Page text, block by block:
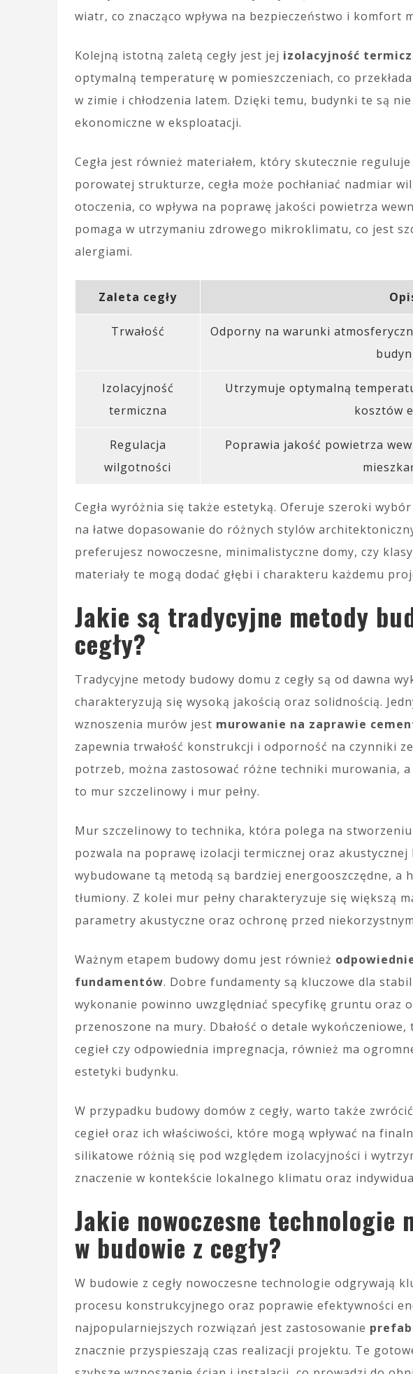
wiatr, co znacząco wpływa na bezpieczeństwo i komfort
Kolejną istotną zaletą cegły jest jej izolacyjność
optymalną temperaturę w pomieszczeniach, co
w zimie i chłodzenia latem. Dzięki temu, budynki te są
ekonomiczne w eksploatacji.
Cegła jest również materiałem, który skutecznie reguluje
porowatej strukturze, cegła może pochłaniać nadmiar
otoczenia, co wpływa na poprawę jakości powietrza
pomaga w utrzymaniu zdrowego mikroklimatu, co jest
alergiami.
Zaleta cegły
Trwałość
Odporny na warunki
Izolacyjność
termiczna
Utrzymuje optymalną
kosztów
Regulacja
wilgotności
Poprawia jakość powietrza
Cegła wyróżnia się także estetyką. Oferuje szeroki
na łatwe dopasowanie do różnych stylów
preferujesz nowoczesne, minimalistyczne domy, czy
materiały te mogą dodać głębi i charakteru każdemu
Jakie są tradycyjne metody
cegły?
Tradycyjne metody budowy domu z cegły są od dawna
charakteryzują się wysoką jakością oraz solidnością.
wznoszenia murów jest murowanie na zaprawie
zapewnia trwałość konstrukcji i odporność na czynniki
potrzeb, można zastosować różne techniki murowania,
to mur szczelinowy i mur pełny.
Mur szczelinowy to technika, która polega na
pozwala na poprawę izolacji termicznej oraz
wybudowane tą metodą są bardziej energooszczędne, a
tłumiony. Z kolei mur pełny charakteryzuje się większą
parametry akustyczne oraz ochronę przed
Ważnym etapem budowy domu jest również
fundamentów. Dobre fundamenty są kluczowe dla
wykonanie powinno uwzględniać specyfikę gruntu oraz
przenoszone na mury. Dbałość o detale
cegieł czy odpowiednia impregnacja, również ma
estetyki budynku.
W przypadku budowy domów z cegły, warto także
cegieł oraz ich właściwości, które mogą wpływać na
silikatowe różnią się pod względem izolacyjności i
znaczenie w kontekście lokalnego klimatu oraz
Jakie nowoczesne technologie
w budowie z cegły?
W budowie z cegły nowoczesne technologie odgrywają
procesu konstrukcyjnego oraz poprawie efektywności
najpopularniejszych rozwiązań jest zastosowanie
znacznie przyspieszają czas realizacji projektu. Te